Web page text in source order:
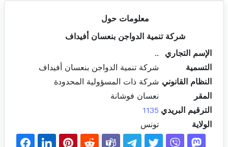
معلومات حول
شركة تنمية الدواجن بنعسان أفيداف
الإسم التجاري
..
التسمية
شركة تنمية الدواجن بنعسان أفيداف
النظام القانوني شركة ذات المسؤولية المحدودة
المقر
نعسان فوشانة
الترقيم البريدي 1135
الولاية
تونس